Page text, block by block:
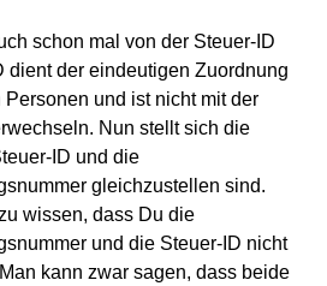
schon mal von der Steuer-ID
dient der eindeutigen Zuordnung
und ist nicht mit der
Nun stellt sich die
ID und die
gleichzustellen sind.
wissen, dass Du die
und die Steuer-ID nicht
kann zwar sagen, dass beide